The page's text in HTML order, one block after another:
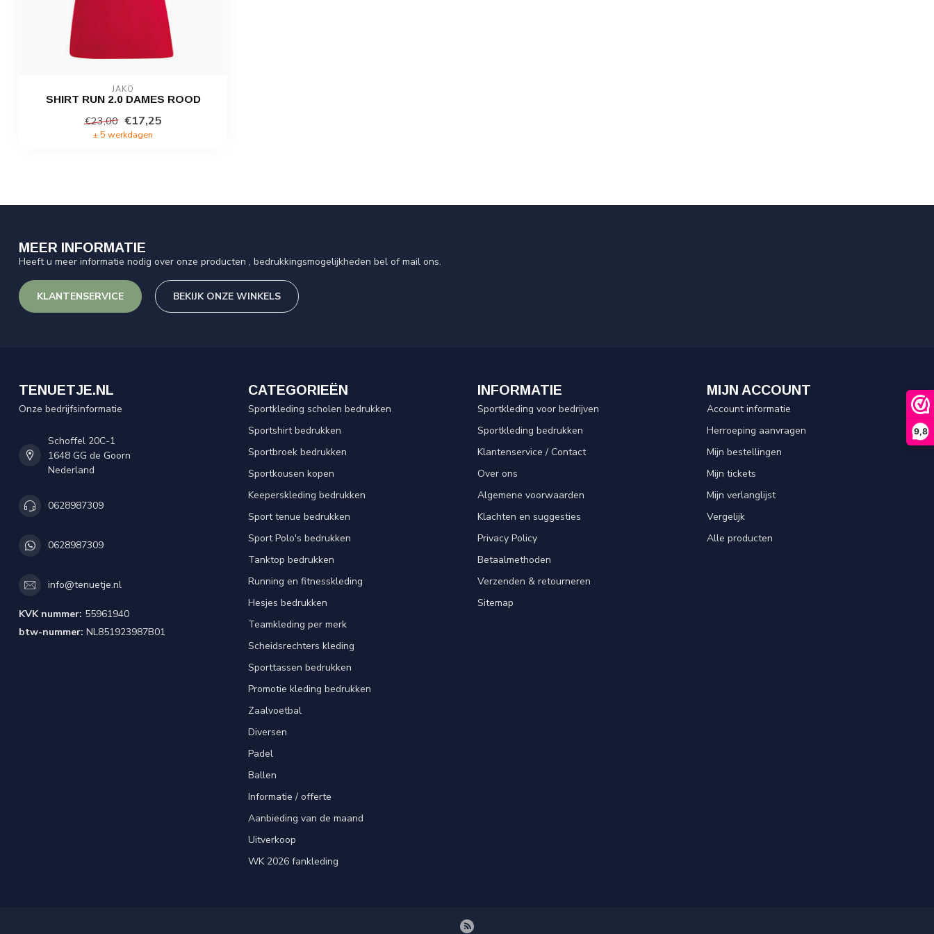
9,8
JAKO
SHIRT RUN 2.0 DAMES ROOD
€23,00 €17,25
± 5 werkdagen
MEER INFORMATIE
Heeft u meer informatie nodig over onze producten , bedrukkingsmogelijkheden bel of mail ons.
KLANTENSERVICE BEKIJK ONZE WINKELS
TENUETJE.NL
Onze bedrijfsinformatie
Schoffel 20C-1
1648 GG de Goorn
Nederland
0628987309
0628987309
info@tenuetje.nl
KVK nummer: 55961940
btw-nummer: NL851923987B01
CATEGORIEËN
Sportkleding scholen bedrukken
Sportshirt bedrukken
Sportbroek bedrukken
Sportkousen kopen
Keeperskleding bedrukken
Sport tenue bedrukken
Sport Polo's bedrukken
Tanktop bedrukken
Running en fitnesskleding
Hesjes bedrukken
Teamkleding per merk
Scheidsrechters kleding
Sporttassen bedrukken
Promotie kleding bedrukken
Zaalvoetbal
Diversen
Padel
Ballen
Informatie / offerte
Aanbieding van de maand
Uitverkoop
WK 2026 fankleding
INFORMATIE
Sportkleding voor bedrijven
Sportkleding bedrukken
Klantenservice / Contact
Over ons
Algemene voorwaarden
Klachten en suggesties
Privacy Policy
Betaalmethoden
Verzenden & retourneren
Sitemap
MIJN ACCOUNT
Account informatie
Herroeping aanvragen
Mijn bestellingen
Mijn tickets
Mijn verlanglijst
Vergelijk
Alle producten